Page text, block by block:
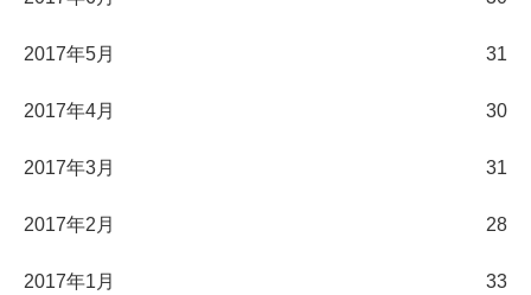
2017年5月 31
2017年4月 30
2017年3月 31
2017年2月 28
2017年1月 33